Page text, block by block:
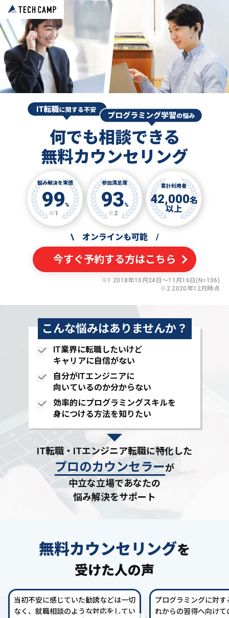
何でも相談できる
無料カウンセリング
悩み解決を実感
99%
※1
参加満足度
93%
※2
累計利用者
42,000名
以上
\ オンラインも可能 /
今すぐ予約する方はこちら
※1 2018年10月24日〜11月16日(N=106)
※2 2020年12月時点
こんな悩みはありませんか？
IT業界に転職したいけど
キャリアに自信がない
自分がITエンジニアに
向いているのか分からない
効率的にプログラミングスキルを
身につける方法を知りたい
IT転職・ITエンジニア転職に特化した
プロのカウンセラーが
中立な立場であなたの
悩み解決をサポート
無料カウンセリングを
受けた人の声
当初不安に感じていた勧誘などは一切
なく、就職相談のような対応をしてい
プログラミングに対
れからの習得へ向け